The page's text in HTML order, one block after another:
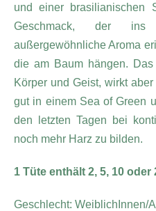
und einer brasilianischen
Geschmack, der
außergewöhnliche Aroma
die am Baum hängen.
Körper und Geist, wirkt
gut in einem Sea of Green
den letzten Tagen bei
noch mehr Harz zu bilden.
1 Tüte enthält 2, 5, 10 oder
Geschlecht: WeiblichInnen/